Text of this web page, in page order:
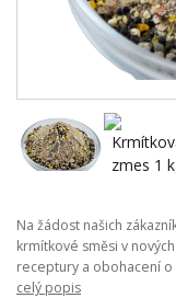
Na žádost našich
krmítkové směsi v
receptury a obohacení
celý popis